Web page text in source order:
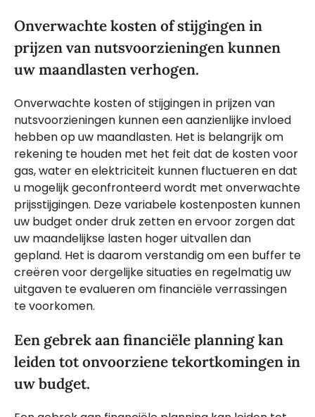
Onverwachte kosten of stijgingen in
prijzen van nutsvoorzieningen kunnen
uw maandlasten verhogen.
Onverwachte kosten of stijgingen in prijzen van
nutsvoorzieningen kunnen een aanzienlijke invloed
hebben op uw maandlasten. Het is belangrijk om
rekening te houden met het feit dat de kosten voor
gas, water en elektriciteit kunnen fluctueren en dat
u mogelijk geconfronteerd wordt met onverwachte
prijsstijgingen. Deze variabele kostenposten kunnen
uw budget onder druk zetten en ervoor zorgen dat
uw maandelijkse lasten hoger uitvallen dan
gepland. Het is daarom verstandig om een buffer te
creëren voor dergelijke situaties en regelmatig uw
uitgaven te evalueren om financiële verrassingen
te voorkomen.
Een gebrek aan financiële planning kan
leiden tot onvoorziene tekortkomingen in
uw budget.